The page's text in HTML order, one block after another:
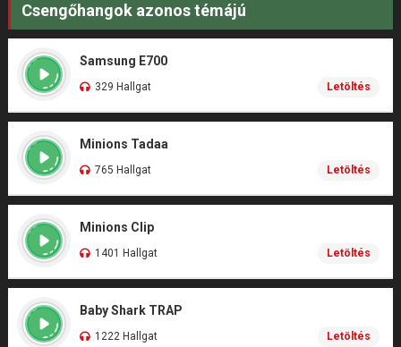
Csengőhangok azonos témájú
Samsung E700
329 Hallgat Letöltés
Minions Tadaa
765 Hallgat Letöltés
Minions Clip
1401 Hallgat Letöltés
Baby Shark TRAP
1222 Hallgat Letöltés